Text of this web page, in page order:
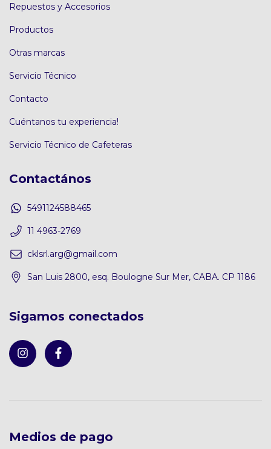
Repuestos y Accesorios
Productos
Otras marcas
Servicio Técnico
Contacto
Cuéntanos tu experiencia!
Servicio Técnico de Cafeteras
Contactános
5491124588465
11 4963-2769
cklsrl.arg@gmail.com
San Luis 2800, esq. Boulogne Sur Mer, CABA. CP 1186
Sigamos conectados
Medios de pago